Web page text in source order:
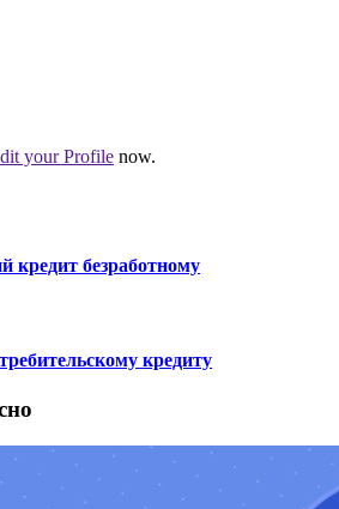
your Profile now.
кредит безработному
кредиту